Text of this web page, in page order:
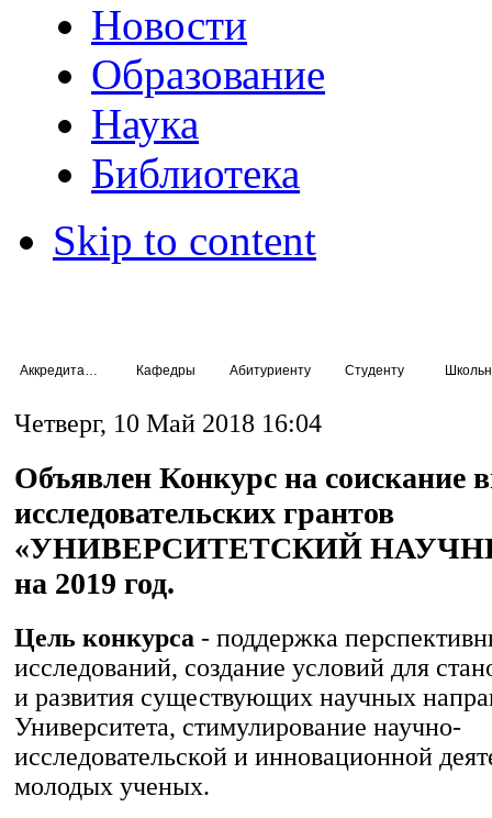
Новости
Образование
Наука
Библиотека
Skip to content
Кафедры Абитуриенту Студенту
Четверг, 10 Май 2018 16:04
Объявлен Конкурс на соискание
исследовательских грантов
«УНИВЕРСИТЕТСКИЙ
на 2019 год.
Цель конкурса - поддержка
исследований, создание условий для
и развития существующих научных
Университета, стимулирование научно-
исследовательской и инновационной
молодых ученых.